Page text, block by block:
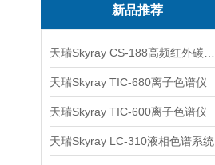
新品推荐
天瑞Skyray TIC-680离子色谱仪
天瑞Skyray TIC-600离子色谱仪
天瑞Skyray LC-310液相色谱系统